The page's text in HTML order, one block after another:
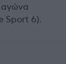
αγώνα
Sport 6).